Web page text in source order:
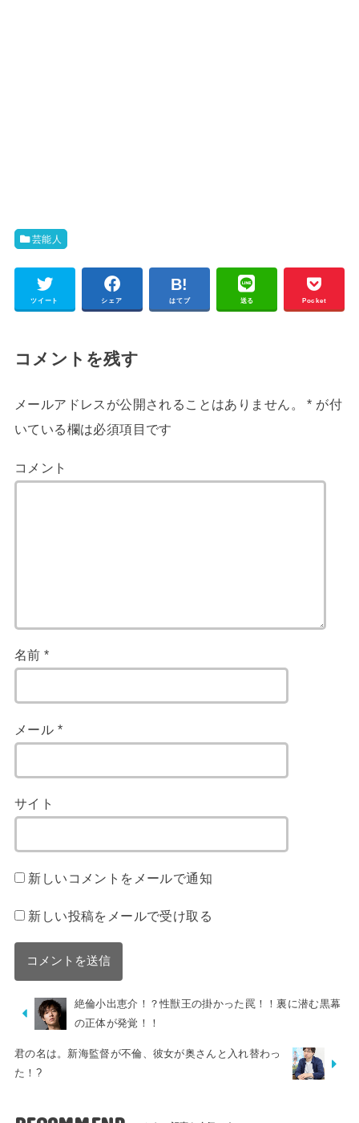
芸能人
ツイート シェア はてブ 送る Pocket
コメントを残す
メールアドレスが公開されることはありません。 * が付
いている欄は必須項目です
コメント
名前*
メール *
サイト
新しいコメントをメールで通知
新しい投稿をメールで受け取る
絶倫小出恵介！？性獣王の掛かった罠！！裏に潜む黒幕
の正体が発覚！！
君の名は。新海監督が不倫、彼女が奥さんと入れ替わっ
た！?